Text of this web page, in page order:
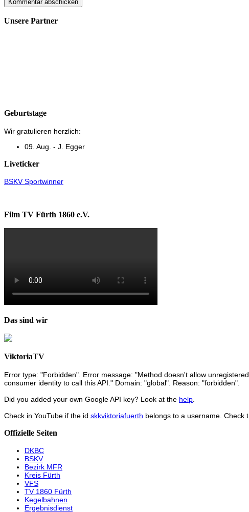
Unsere Partner
Geburtstage
Wir gratulieren herzlich:
09. Aug. - J. Egger
Liveticker
BSKV Sportwinner
Film TV Fürth 1860 e.V.
Das sind wir
ViktoriaTV
Error type: "Forbidden". Error message: "Method doesn't allow
consumer identity to call this API." Domain: "global". Reason: "forbidden".
Did you added your own Google API key? Look at the help
Check in YouTube if the id skkviktoriafuerth belongs to a username. Check
Offizielle Seiten
DKBC
BSKV
Bezirk MFR
Kreis Fürth
VFS
TV 1860 Fürth
Kegelbahnen
Ergebnisdienst